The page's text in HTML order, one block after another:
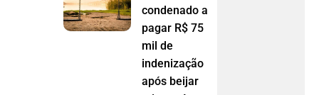
condenado a
pagar R$ 75
mil de
indenização
após beijar